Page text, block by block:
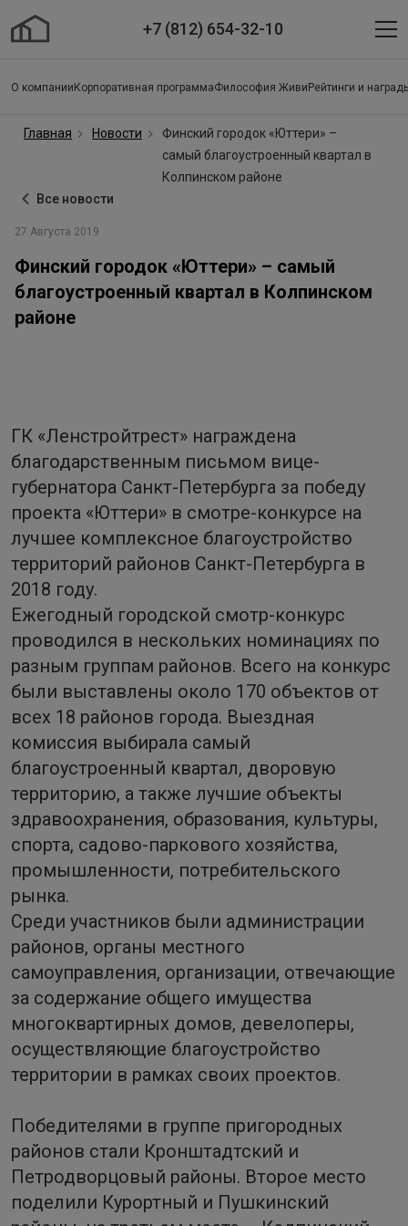
+7 (812) 654-32-10
О компании Корпоративная программаФилософия Живи Рейтинги и
Главная Новости
Финский городок «Юттери» –
самый благоустроенный квартал в
Колпинском районе
Все новости
27 Августа 2019
Финский городок «Юттери» – самый
благоустроенный квартал в Колпинском
районе
ГК «Ленстройтрест» награждена
благодарственным письмом вице-
губернатора Санкт-Петербурга за победу
проекта «Юттери» в смотре-конкурсе на
лучшее комплексное благоустройство
территорий районов Санкт-Петербурга в
2018 году.
Ежегодный городской смотр-конкурс
проводился в нескольких номинациях по
разным группам районов. Всего на конкурс
были выставлены около 170 объектов от
всех 18 районов города. Выездная
комиссия выбирала самый
благоустроенный квартал, дворовую
территорию, а также лучшие объекты
здравоохранения, образования, культуры,
спорта, садово-паркового хозяйства,
промышленности, потребительского
рынка.
Среди участников были администрации
районов, органы местного
самоуправления, организации, отвечающие
за содержание общего имущества
многоквартирных домов, девелоперы,
осуществляющие благоустройство
территории в рамках своих проектов.
Победителями в группе пригородных
районов стали Кронштадтский и
Петродворцовый районы. Второе место
поделили Курортный и Пушкинский